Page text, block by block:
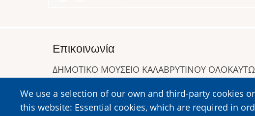
We use a selection of our own and third-party cookies
this website: Essential cookies, which are required in
Επικοινωνία
ΔΗΜΟΤΙΚΟ ΜΟΥΣΕΙΟ ΚΑΛΑΒΡΥΤΙΝΟΥ
Τηλ:2692023646, 2692360220
https://www.dmko.gr || info@dmko.gr